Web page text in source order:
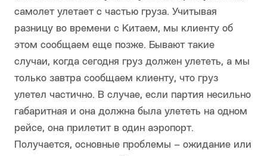
самолет улетает с частью груза. Учитывая
разницу во времени с Китаем, мы клиенту об
этом сообщаем еще позже. Бывают такие
случаи, когда сегодня груз должен улететь, а мы
только завтра сообщаем клиенту, что груз
улетел частично. В случае, если партия несильно
габаритная и она должна была улететь на одном
рейсе, она прилетит в один аэропорт.
Получается, основные проблемы – ожидание или